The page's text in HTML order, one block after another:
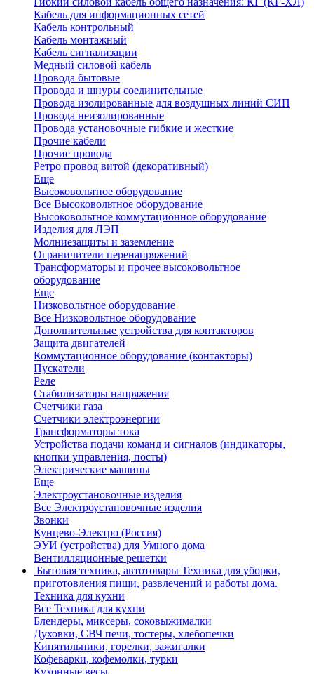
Кабель для информационных сетей
Кабель контрольный
Кабель монтажный
Кабель сигнализации
Медный силовой кабель
Провода бытовые
Провода и шнуры соединительные
Провода изолированные для воздушных линий СИП
Провода неизолированные
Провода установочные гибкие и жесткие
Прочие кабели
Прочие провода
Ретро провод витой (декоративный)
Еще
Высоковольтное оборудование
Все Высоковольтное оборудование
Высоковольтное коммутационное оборудование
Изделия для ЛЭП
Молниезащиты и заземление
Ограничители перенапряжений
Трансформаторы и прочее высоковольтное
оборудование
Еще
Низковольтное оборудование
Все Низковольтное оборудование
Дополнительные устройства для контакторов
Защита двигателей
Коммутационное оборудование (контакторы)
Пускатели
Реле
Стабилизаторы напряжения
Счетчики газа
Счетчики электроэнергии
Трансформаторы тока
Устройства подачи команд и сигналов (индикаторы,
кнопки управления, посты)
Электрические машины
Еще
Электроустановочные изделия
Все Электроустановочные изделия
Звонки
Кунцево-Электро (Россия)
ЭУИ (устройства) для Умного дома
Вентилляционные решетки
Бытовая техника, автотовары Техника для уборки,
приготовления пищи, развлечений и работы дома.
Техника для кухни
Все Техника для кухни
Блендеры, миксеры, соковыжималки
Духовки, СВЧ печи, тостеры, хлебопечки
Кипятильники, горелки, зажигалки
Кофеварки, кофемолки, турки
Кухонные весы